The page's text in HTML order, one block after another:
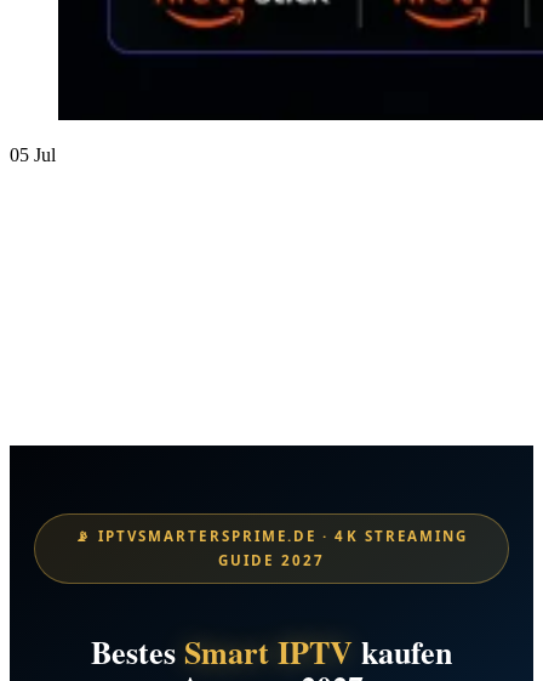
05 Jul
📡 IPTVSMARTERSPRIME.DE · 4K STREAMING
GUIDE 2027
BestesSmart IPTVkaufen